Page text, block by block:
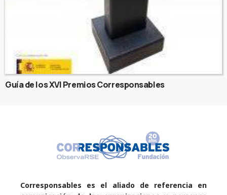
Guía de los XVI Premios Corresponsables
Corresponsables es el aliado de referencia en